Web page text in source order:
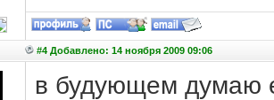
#4 Добавлено: 14 ноября 2009 09:06
в будующем думаю